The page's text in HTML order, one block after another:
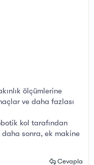
ölçümlerine
ve daha fazlası
kol tarafından
sonra, ek makine
Cevapla